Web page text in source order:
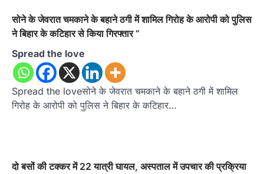
सोने के जेवरात चमकाने के बहाने ठगी में शामिल गिरोह के आरोपी को पुलिस
ने बिहार के कटिहार से किया गिरफ्तार “
Spread the love
Spread the loveसोने के जेवरात चमकाने के बहाने ठगी में शामिल
गिरोह के आरोपी को पुलिस ने बिहार के कटिहार…
दो बसों की टक्कर में 22 यात्री घायल, अस्पताल में उपचार की प्रक्रिया